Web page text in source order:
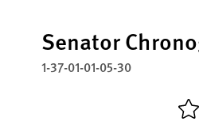
Senator
1-37-01-01-05-30